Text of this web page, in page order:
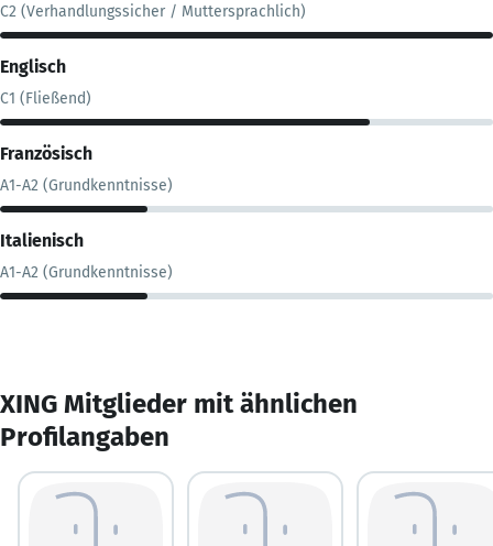
C2 (Verhandlungssicher / Muttersprachlich)
Englisch
C1 (Fließend)
Französisch
A1-A2 (Grundkenntnisse)
Italienisch
A1-A2 (Grundkenntnisse)
XING Mitglieder mit ähnlichen
Profilangaben